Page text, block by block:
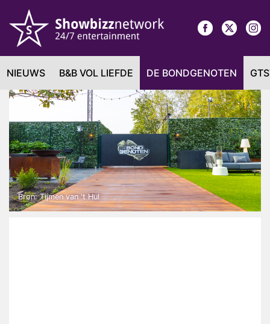
NIEUWS B&B VOL LIEFDE DE BONDGENOTEN
Bron: Tijmen van 't Hul